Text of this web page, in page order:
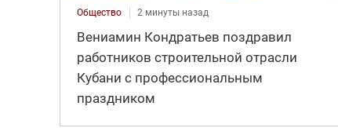
Общество 2 минуты назад
Вениамин Кондратьев поздравил
работников строительной отрасли
Кубани с профессиональным
праздником